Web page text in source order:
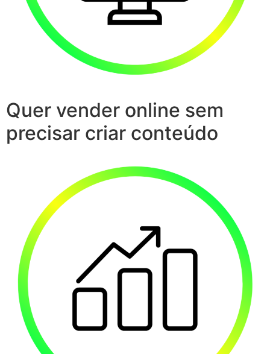
Quer vender online sem
precisar criar conteúdo